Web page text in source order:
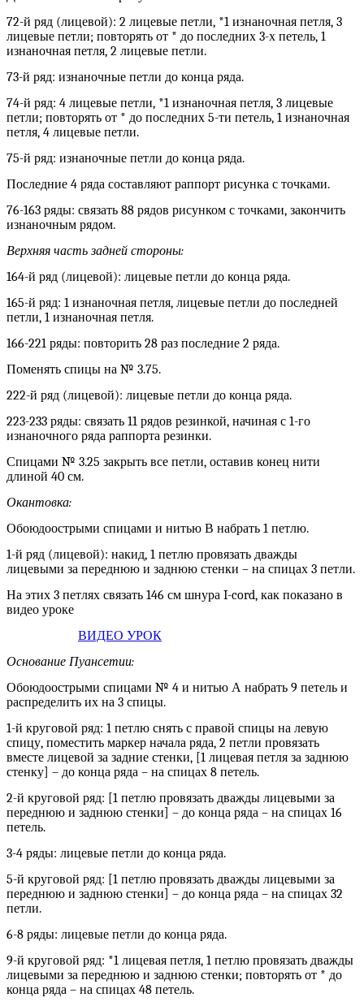
72-й ряд (лицевой): 2 лицевые петли, *1 изнаночная петля, 3
лицевые петли; повторять от * до последних 3-х петель, 1
изнаночная петля, 2 лицевые петли.
73-й ряд: изнаночные петли до конца ряда.
74-й ряд: 4 лицевые петли, *1 изнаночная петля, 3 лицевые
петли; повторять от * до последних 5-ти петель, 1 изнаночная
петля, 4 лицевые петли.
75-й ряд: изнаночные петли до конца ряда.
Последние 4 ряда составляют раппорт рисунка с точками.
76-163 ряды: связать 88 рядов рисунком с точками, закончить
изнаночным рядом.
Верхняя часть задней стороны:
164-й ряд (лицевой): лицевые петли до конца ряда.
165-й ряд: 1 изнаночная петля, лицевые петли до последней
петли, 1 изнаночная петля.
166-221 ряды: повторить 28 раз последние 2 ряда.
Поменять спицы на № 3.75.
222-й ряд (лицевой): лицевые петли до конца ряда.
223-233 ряды: связать 11 рядов резинкой, начиная с 1-го
изнаночного ряда раппорта резинки.
Спицами № 3.25 закрыть все петли, оставив конец нити
длиной 40 см.
Окантовка:
Обоюдоострыми спицами и нитью В набрать 1 петлю.
1-й ряд (лицевой): накид, 1 петлю провязать дважды
лицевыми за переднюю и заднюю стенки – на спицах 3 петли.
На этих 3 петлях связать 146 см шнура I-cord, как показано в
видео уроке
ВИДЕО УРОК
Основание Пуансетии:
Обоюдоострыми спицами № 4 и нитью А набрать 9 петель и
распределить их на 3 спицы.
1-й круговой ряд: 1 петлю снять с правой спицы на левую
спицу, поместить маркер начала ряда, 2 петли провязать
вместе лицевой за задние стенки, [1 лицевая петля за заднюю
стенку] – до конца ряда – на спицах 8 петель.
2-й круговой ряд: [1 петлю провязать дважды лицевыми за
переднюю и заднюю стенки] – до конца ряда – на спицах 16
петель.
3-4 ряды: лицевые петли до конца ряда.
5-й круговой ряд: [1 петлю провязать дважды лицевыми за
переднюю и заднюю стенки] – до конца ряда – на спицах 32
петли.
6-8 ряды: лицевые петли до конца ряда.
9-й круговой ряд: *1 лицевая петля, 1 петлю провязать дважды
лицевыми за переднюю и заднюю стенки; повторять от * до
конца ряда – на спицах 48 петель.